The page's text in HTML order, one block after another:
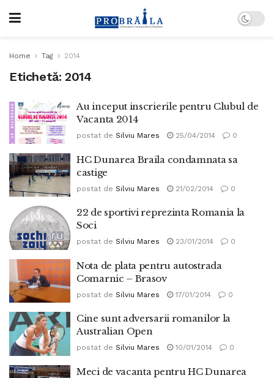
Home Tag 2014
Etichetă: 2014
Au inceput inscrierile pentru Clubul de
Vacanta 2014
postat de Silviu Mares 25/04/2014 0
HC Dunarea Braila condamnata sa
castige
postat de Silviu Mares 21/02/2014 0
22 de sportivi reprezinta Romania la
Soci
postat de Silviu Mares 23/01/2014 0
Nota de plata pentru autostrada
Comarnic – Brasov
postat de Silviu Mares 17/01/2014 0
Cine sunt adversarii romanilor la
Australian Open
postat de Silviu Mares 10/01/2014 0
Meci de vacanta pentru HC Dunarea